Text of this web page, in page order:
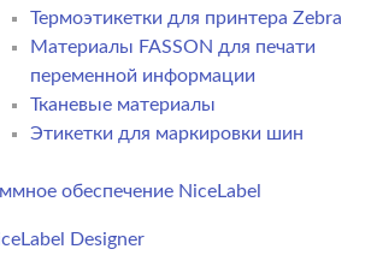
Термоэтикетки для принтера Zebra
Материалы FASSON для печати
переменной информации
Тканевые материалы
Этикетки для маркировки шин
обеспечение NiceLabel
Designer